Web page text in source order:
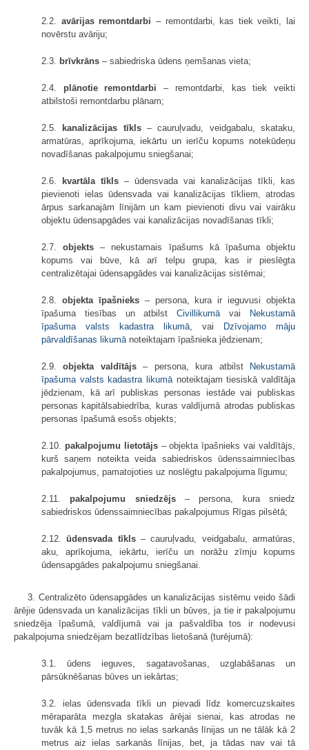
2.2. avārijas remontdarbi – remontdarbi, kas tiek veikti, lai
novērstu avāriju;
2.3. brīvkrāns – sabiedriska ūdens ņemšanas vieta;
2.4. plānotie remontdarbi – remontdarbi, kas tiek veikti
atbilstoši remontdarbu plānam;
2.5. kanalizācijas tīkls– cauruļvadu, veidgabalu, skataku,
armatūras, aprīkojuma, iekārtu un ierīču kopums notekūdeņu
novadīšanas pakalpojumu sniegšanai;
2.6. kvartāla tīkls – ūdensvada vai kanalizācijas tīkli, kas
pievienoti ielas ūdensvada vai kanalizācijas tīkliem, atrodas
ārpus sarkanajām līnijām un kam pievienoti divu vai vairāku
objektu ūdensapgādes vai kanalizācijas novadīšanas tīkli;
2.7.objekts – nekustamais īpašums kā īpašuma objektu
kopums vai būve, kā arī telpu grupa, kas ir pieslēgta
centralizētajai ūdensapgādes vai kanalizācijas sistēmai;
2.8. objekta īpašnieks– persona, kura ir ieguvusi objekta
īpašuma tiesības un atbilstCivillikumā vai Nekustamā
īpašuma valsts kadastra likumā , vai Dzīvojamo māju
pārvaldīšanas likumā noteiktajam īpašnieka jēdzienam;
2.9.objekta valdītājs– persona, kura atbilst Nekustamā
īpašuma valsts kadastra likumā noteiktajam tiesiskā valdītāja
jēdzienam, kā arī publiskas personas iestāde vai publiskas
personas kapitālsabiedrība, kuras valdījumā atrodas publiskas
personas īpašumā esošs objekts;
2.10. pakalpojumu lietotājs– objekta īpašnieks vai valdītājs,
kurš saņem noteikta veida sabiedriskos ūdenssaimniecības
pakalpojumus, pamatojoties uz noslēgtu pakalpojuma līgumu;
2.11. pakalpojumu sniedzējs– persona, kura sniedz
sabiedriskos ūdenssaimniecības pakalpojumus Rīgas pilsētā;
2.12.ūdensvada tīkls– cauruļvadu, veidgabalu, armatūras,
aku, aprīkojuma, iekārtu, ierīču un norāžu zīmju kopums
ūdensapgādes pakalpojumu sniegšanai.
3. Centralizēto ūdensapgādes un kanalizācijas sistēmu veido šādi
ārējie ūdensvada un kanalizācijas tīkli un būves, ja tie ir pakalpojumu
sniedzēja īpašumā, valdījumā vai ja pašvaldība tos ir nodevusi
pakalpojuma sniedzējam bezatlīdzības lietošanā (turējumā):
3.1. ūdens ieguves, sagatavošanas, uzglabāšanas un
pārsūknēšanas būves un iekārtas;
3.2. ielas ūdensvada tīkli un pievadi līdz komercuzskaites
mēraparāta mezgla skatakas ārējai sienai, kas atrodas ne
tuvāk kā 1,5 metrus no ielas sarkanās līnijas un ne tālāk kā 2
metrus aiz ielas sarkanās līnijas, bet, ja tādas nav vai tā